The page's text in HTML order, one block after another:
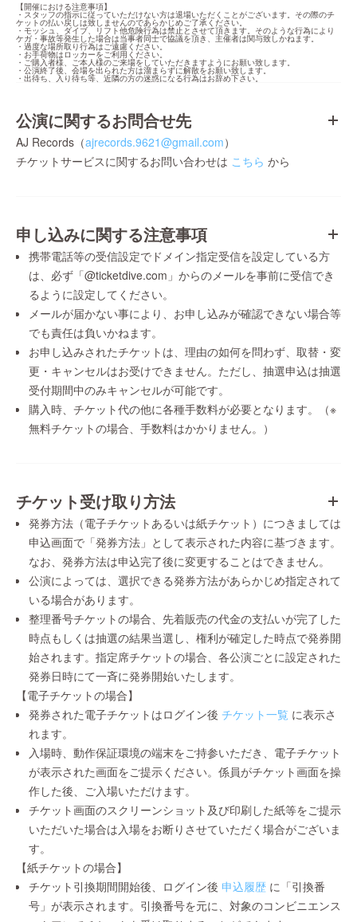
【開催における注意事項】
・スタッフの指示に従っていただけない方は退場いただくことがございます。その際のチ
ケットの払い戻しは致しませんのであらかじめご了承ください。
・モッシュ、ダイブ、リフト他危険行為は禁止とさせて頂きます。そのような行為により
ケガ・事故等発生した場合は当事者同士で協議を頂き、主催者は関与致しかねます。
・過度な場所取り行為はご遠慮ください。
・お手荷物はロッカーをご利用ください。
・ご購入者様、ご本人様のご来場をしていただきますようにお願い致します。
・公演終了後、会場を出られた方は溜まらずに解散をお願い致します。
・出待ち、入り待ち等、近隣の方の迷惑になる行為はお辞め下さい。
公演に関するお問合せ先
AJ Records（ajrecords.9621@gmail.com）
チケットサービスに関するお問い合わせは こちら から
申し込みに関する注意事項
携帯電話等の受信設定でドメイン指定受信を設定している方
は、必ず「@ticketdive.com」からのメールを事前に受信でき
るように設定してください。
メールが届かない事により、お申し込みが確認できない場合等
でも責任は負いかねます。
お申し込みされたチケットは、理由の如何を問わず、取替・変
更・キャンセルはお受けできません。ただし、抽選申込は抽選
受付期間中のみキャンセルが可能です。
購入時、チケット代の他に各種手数料が必要となります。（※
無料チケットの場合、手数料はかかりません。）
チケット受け取り方法
発券方法（電子チケットあるいは紙チケット）につきましては
申込画面で「発券方法」として表示された内容に基づきます。
なお、発券方法は申込完了後に変更することはできません。
公演によっては、選択できる発券方法があらかじめ指定されて
いる場合があります。
整理番号チケットの場合、先着販売の代金の支払いが完了した
時点もしくは抽選の結果当選し、権利が確定した時点で発券開
始されます。指定席チケットの場合、各公演ごとに設定された
発券日時にて一斉に発券開始いたします。
【電子チケットの場合】
発券された電子チケットはログイン後 チケット一覧 に表示さ
れます。
入場時、動作保証環境の端末をご持参いただき、電子チケット
が表示された画面をご提示ください。係員がチケット画面を操
作した後、ご入場いただけます。
チケット画面のスクリーンショット及び印刷した紙等をご提示
いただいた場合は入場をお断りさせていただく場合がございま
す。
【紙チケットの場合】
チケット引換期間開始後、ログイン後 申込履歴 に「引換番
号」が表示されます。引換番号を元に、対象のコンビニエンス